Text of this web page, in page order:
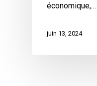
économique,…
juin 13, 2024